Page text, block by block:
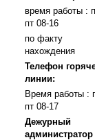
время работы :
пт 08-16
по факту
нахождения
Телефон
линии:
Время работы :
пт 08-17
Дежурный
администратор